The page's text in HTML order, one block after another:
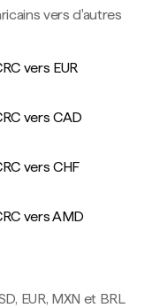
vers d'autres
vers EUR
vers CAD
vers CHF
vers AMD
EUR, MXN et BRL